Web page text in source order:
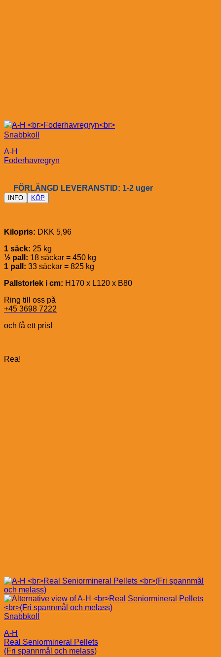
Snabbkoll
A-H
Foderhavregryn
FÖRLÄNGD LEVERANSTID: 1-2 uger
INFO KÖP
Kilopris: DKK 5,96
1 säck: 25 kg
½ pall: 18 säckar = 450 kg
1 pall: 33 säckar = 825 kg
Pallstorlek i cm: H170 x L120 x B80
Ring till oss på
+45 3698 7222
och få ett pris!
Rea!
Snabbkoll
A-H
Real Seniormineral Pellets
(Fri spannmål och melass)